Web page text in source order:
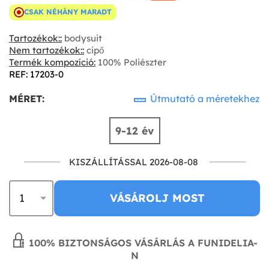
CSAK NÉHÁNY MARADT
Tartozékok:: bodysuit
Nem tartozékok:: cipő
Termék kompozíció: 100% Poliészter
REF: 17203-0
MÉRET: Útmutató a méretekhez
9-12 év
KISZÁLLÍTÁSSAL 2026-08-08
VÁSÁROLJ MOST
100% BIZTONSÁGOS VÁSÁRLÁS A FUNIDELIA-
N